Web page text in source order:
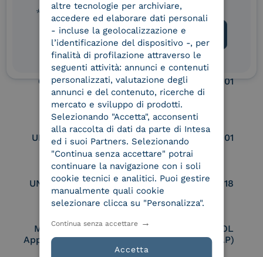
Service Provider e
Aggregatore SPID
Service Provider e
Aggregatore CIE
Conservatore
qualificato
UNI EN ISO 37001
UNI EN ISO 9001 UNI EN ISO 27001
UNI EN ISO 27017 UNI EN ISO 27018
Membro Adobe
Approved Trust List
Certified PEPPOL
Access Point (AP)
* campo obbligatorio
altre tecnologie per archiviare,
accedere ed elaborare dati personali
- incluse la geolocalizzazione e
l’identificazione del dispositivo -, per
finalità di profilazione attraverso le
seguenti attività: annunci e contenuti
personalizzati, valutazione degli
annunci e del contenuto, ricerche di
mercato e sviluppo di prodotti.
Selezionando "Accetta", acconsenti
alla raccolta di dati da parte di Intesa
ed i suoi Partners. Selezionando
"Continua senza accettare" potrai
continuare la navigazione con i soli
cookie tecnici e analitici. Puoi gestire
manualmente quali cookie
selezionare clicca su "Personalizza".
Accetta
Continua senza accettare